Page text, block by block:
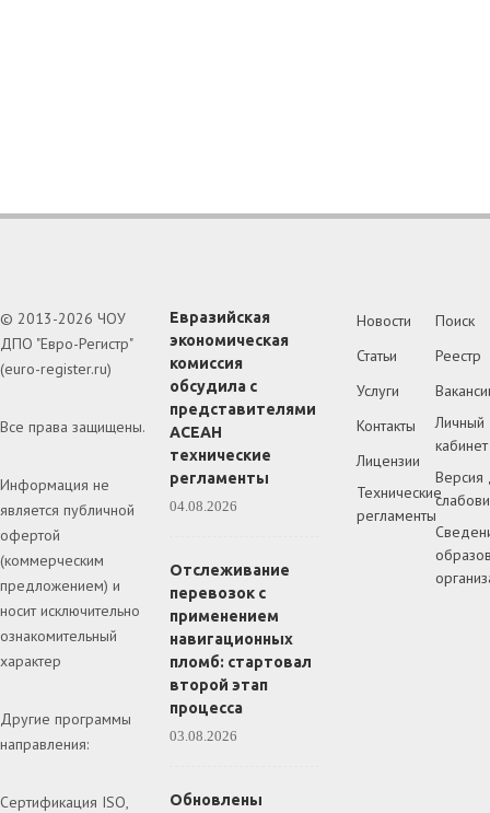
© 2013-2026 ЧОУ
ДПО "Евро-Регистр"
(euro-register.ru)
Все права защищены.
Информация не
является публичной
офертой
(коммерческим
предложением) и
носит исключительно
ознакомительный
характер
Другие программы
направления:
Сертификация ISO,
Евразийская
экономическая
комиссия
обсудила с
представителями
АСЕАН
технические
регламенты
04.08.2026
Отслеживание
перевозок с
применением
навигационных
пломб: стартовал
второй этап
процесса
03.08.2026
Обновлены
Новости
Статьи
Услуги
Контакты
Лицензии
Технические
регламенты
Поиск
Реестр
Личный
кабинет
Версия